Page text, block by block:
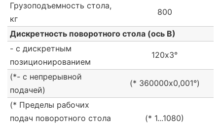
Грузоподъемность стола,
кг
800
Дискретность поворотного стола (ось В)
- с дискретным
позиционированием
120х3°
(*- с непрерывной
подачей)
(* 360000х0,001°)
(* Пределы рабочих
подач поворотного стола
(* 1...1080)